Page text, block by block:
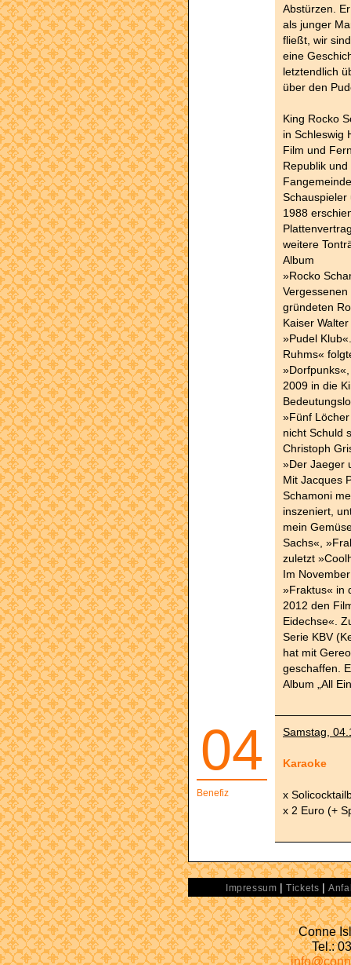
Abstürzen.
als junger
fließt, wir
eine
letztendlich
über den
King Rocko
in Schleswig
Film und
Republik
Schauspieler
1988
weitere
Album
»Rocko
gründeten
Kaiser
»Pudel
Ruhms«
2009 in die
»Fünf
nicht Schuld
Christoph
»Der Jaeger
Mit Jacques
Schamoni
inszeniert,
mein
Sachs«,
zuletzt
Im
»Fraktus« in
2012 den
Eidechse«.
Serie KBV
hat mit
geschaffen.
Album „All
04
Benefiz
Samstag,
Karaoke
x
x 2 Euro (+
Impressum |Tickets |
Conne
Tel.: